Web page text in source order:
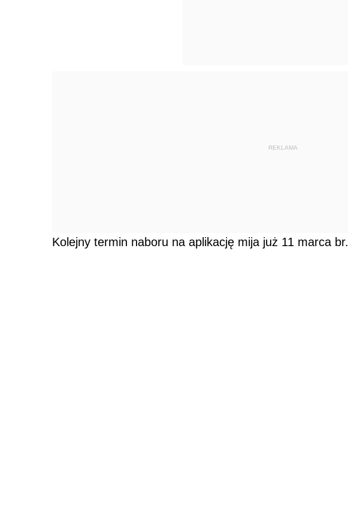
REKLAMA
Kolejny termin naboru na aplikację mija już 11 marca br.